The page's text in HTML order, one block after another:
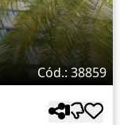
Cód.: 38859